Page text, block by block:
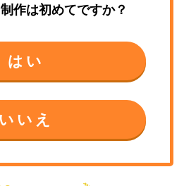
作は初めてですか？
はい
いいえ